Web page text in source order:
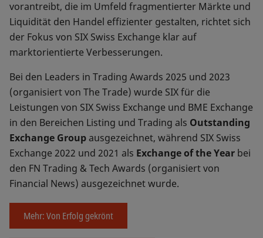
vorantreibt, die im Umfeld fragmentierter Märkte und
Liquidität den Handel effizienter gestalten, richtet sich
der Fokus von SIX Swiss Exchange klar auf
marktorientierte Verbesserungen.
Bei den Leaders in Trading Awards 2025 und 2023
(organisiert von The Trade) wurde SIX für die
Leistungen von SIX Swiss Exchange und BME Exchange
in den Bereichen Listing und Trading als Outstanding
Exchange Groupausgezeichnet, während SIX Swiss
Exchange 2022 und 2021 als Exchange of the Year bei
den FN Trading & Tech Awards (organisiert von
Financial News) ausgezeichnet wurde.
Mehr: Von Erfolg gekrönt